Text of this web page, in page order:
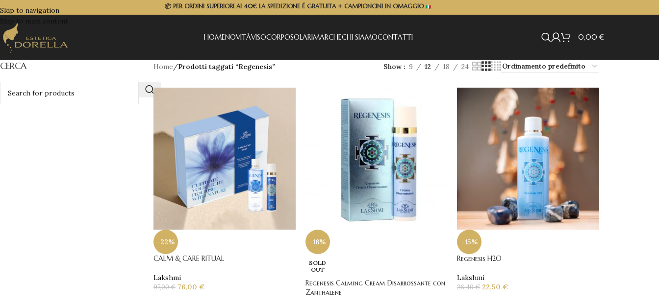
Skip to navigation
Skip to main content
📦 PER ORDINI SUPERIORI AI 40€ LA SPEDIZIONE É GRATUITA + CAMPIONCINI IN OMAGGIO
HOMENOVITÀVISOCORPOSOLARIMARCHECHI SIAMOCONTATTI 0,00 €
CERCA Home /Prodotti taggati “Regenesis” Show 9 12 18 24
-22%
CALM & CARE RITUAL
Lakshmi
97,00€ 76,00 €
-16%
SOLD
OUT
Regenesis Calming Cream Disarrossante con
Zanthalene
-15%
Regenesis H2O
Lakshmi
26,40€ 22,50€